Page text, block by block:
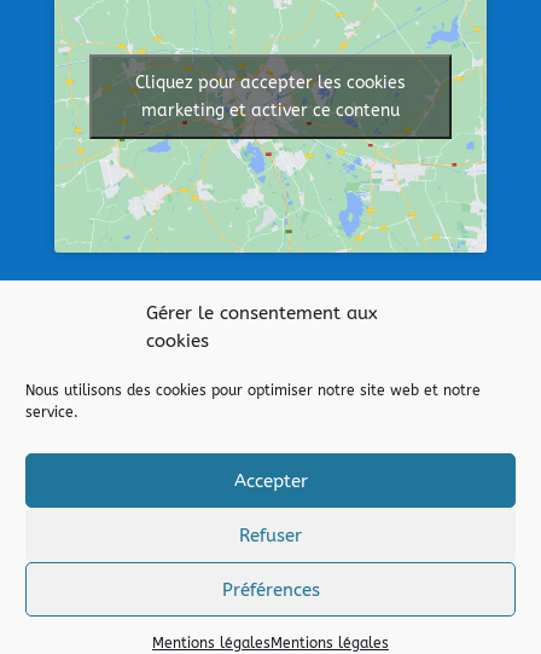
Gérer le consentement aux
cookies
Nous utilisons des cookies pour optimiser notre site web et notre
service.
Accepter
Refuser
Préférences
Mentions légales Mentions légales
Cliquez pour accepter les cookies
marketing et activer ce contenu
Collège Jean 23 – QUINTIN
Collège Saint Joseph – MUR DE BRETAGNE
Direction de l’enseignement catholique
Mentions légales